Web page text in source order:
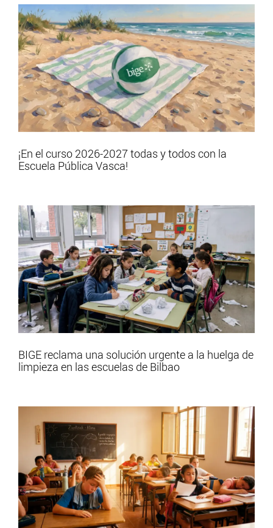
¡En el curso 2026-2027 todas y todos con la
Escuela Pública Vasca!
BIGE reclama una solución urgente a la huelga de
limpieza en las escuelas de Bilbao